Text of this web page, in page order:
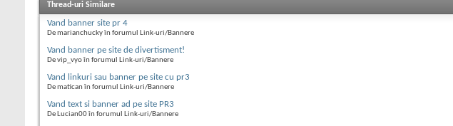
Thread-uri Similare
Vand banner site pr 4
De marianchucky în forumul Link-uri/Bannere
Vand banner pe site de divertisment!
De vip_vyo în forumul Link-uri/Bannere
Vand linkuri sau banner pe site cu pr3
De matican în forumul Link-uri/Bannere
Vand text si banner ad pe site PR3
De Lucian00 în forumul Link-uri/Bannere